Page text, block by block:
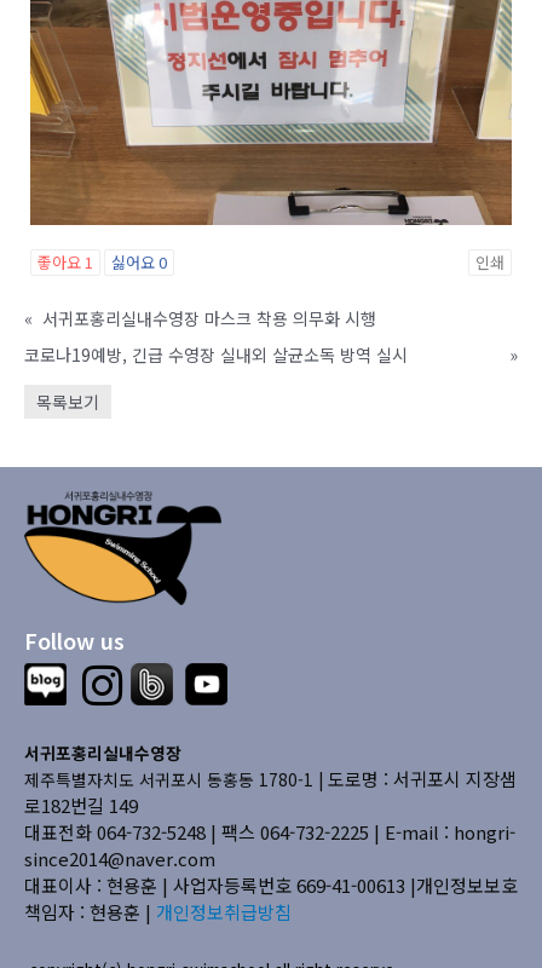
좋아요1 싫어요0 인쇄
« 서귀포홍리실내수영장 마스크 착용 의무화 시행
코로나19예방, 긴급 수영장 실내외 살균소독 방역 실시
»
목록보기
Follow us
서귀포홍리실내수영장
제주특별자치도 서귀포시 동홍동 1780-1 | 도로명 : 서귀포시 지장샘
로182번길 149
대표전화 064-732-5248 | 팩스 064-732-2225 | E-mail : hongri-
since2014@naver.com
대표이사 : 현용훈 | 사업자등록번호 669-41-00613 |개인정보보호
책임자 : 현용훈 | 개인정보취급방침